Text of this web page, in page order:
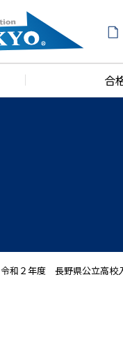
合
令和２年度 長野県公立高校